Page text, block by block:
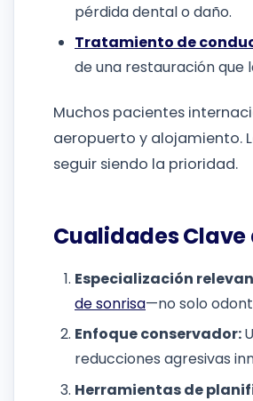
pérdida dental o daño.
Tratamiento de
de una restauración que
Muchos pacientes
aeropuerto y alojamiento.
seguir siendo la prioridad.
Cualidades Clave
Especialización
de sonrisa—no solo
Enfoque conservador:
reducciones agresivas
Herramientas de